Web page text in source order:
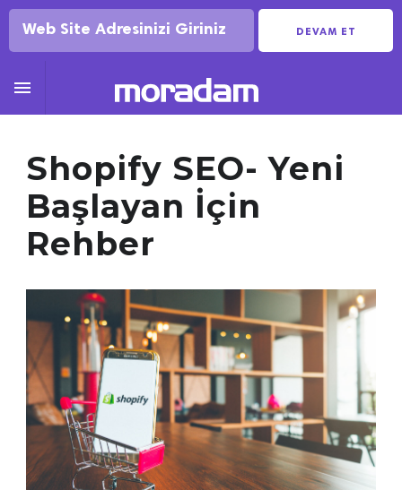
DEVAM ET

Shopify SEO- Yeni
Başlayan İçin
Rehber